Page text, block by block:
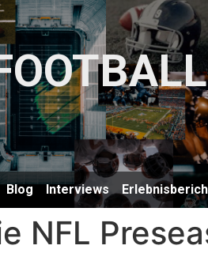
Blog Interviews
NFL